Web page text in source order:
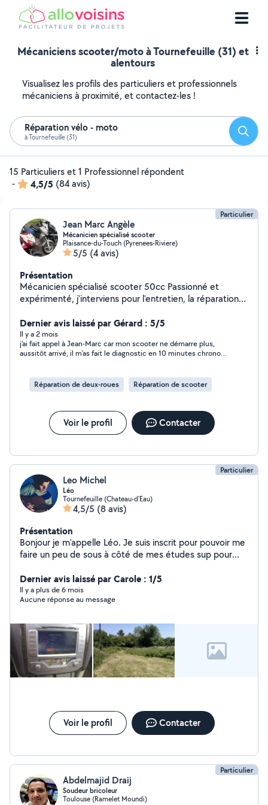
Mécaniciens scooter/moto à Tournefeuille (31) et
alentours
Visualisez les profils des particuliers et professionnels
mécaniciens à proximité, et contactez-les !
Réparation vélo - moto
à Tournefeuille (31)
15 Particuliers et 1 Professionnel répondent
-
4,5/5 (84 avis)
Particulier
Jean Marc Angèle
Mécanicien spécialisé scooter
Plaisance-du-Touch (Pyrenees-Riviere)
5/5 (4 avis)
Présentation
Mécanicien spécialisé scooter 50cc Passionné et
expérimenté, j'interviens pour l'entretien, la réparation
et recherche de panne - Révision complète (vidange,
filtres, bougie) - Freins et transmission (courroie, galets,
embrayage) - Réglages carburateur / injection -
Montage de pièces et accessoires - Conseils et
propose des solutions fiables adaptées à votre budget.
Travail soigné et satisfaction garantie. Panne, révision ou
Dernier avis laissé par Gérard : 5/5
Il y a 2 mois
j'ai fait appel à Jean-Marc car mon scooter ne démarre plus,
aussitôt arrivé, il m'as fait le diagnostic en 10 minutes chrono
tout fonctionné à la perfection après son intervention ! j'en
profite pour mentionner sa sympathie et son
merci jean Marc !
Réparation de deux-roues Réparation de scooter
Voir le profil Contacter
Particulier
Leo Michel
Léo ‎ ‎
Tournefeuille (Chateau-d'Eau)
4,5/5 (8 avis)
Présentation
Bonjour je m'appelle Léo. Je suis inscrit pour pouvoir me
faire un peu de sous à côté de mes études sup pour
divers petits services. Je possède le BAFA
Dernier avis laissé par Carole : 1/5
Il y a plus de 6 mois
Aucune réponse au message
Voir le profil Contacter
Particulier
Abdelmajid Draij
Soudeur bricoleur
Toulouse (Ramelet Moundi)